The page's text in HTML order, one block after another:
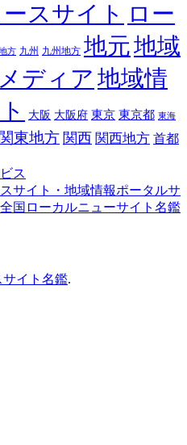
スサイト ロー
方 九州 九州地方 地元地域
ディア 地域情
大阪 大阪府 東京 東京都 東海
関東地方 関西 関西地方 首都
サイト・地域情報ポータルサ
国ローカルニューサイト名鑑
イト名鑑.